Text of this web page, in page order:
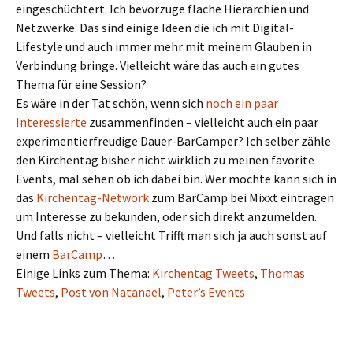
eingeschüchtert. Ich bevorzuge flache Hierarchien und
Netzwerke. Das sind einige Ideen die ich mit Digital-
Lifestyle und auch immer mehr mit meinem Glauben in
Verbindung bringe. Vielleicht wäre das auch ein gutes
Thema für eine Session?
Es wäre in der Tat schön, wenn sich noch ein paar
Interessierte zusammenfinden – vielleicht auch ein paar
experimentierfreudige Dauer-BarCamper? Ich selber zähle
den Kirchentag bisher nicht wirklich zu meinen favorite
Events, mal sehen ob ich dabei bin. Wer möchte kann sich in
das Kirchentag-Network zum BarCamp bei Mixxt eintragen
um Interesse zu bekunden, oder sich direkt anzumelden.
Und falls nicht – vielleicht Trifft man sich ja auch sonst auf
einem BarCamp…
Einige Links zum Thema: Kirchentag Tweets, Thomas
Tweets, Post von Natanael, Peter’s Events